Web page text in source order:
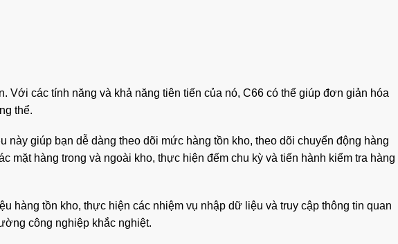
Với các tính năng và khả năng tiên tiến của nó, C66 có thể giúp đơn giản hóa
thể.
giúp bạn dễ dàng theo dõi mức hàng tồn kho, theo dõi chuyển động hàng
hàng trong và ngoài kho, thực hiện đếm chu kỳ và tiến hành kiểm tra hàng
hàng tồn kho, thực hiện các nhiệm vụ nhập dữ liệu và truy cập thông tin quan
công nghiệp khắc nghiệt.